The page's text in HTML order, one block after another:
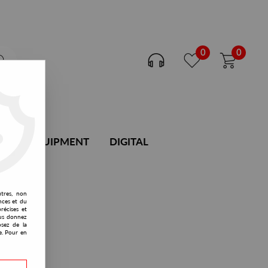
0 0
DJ EQUIPMENT DIGITAL
non
et du
et
donnez
de la
Pour en